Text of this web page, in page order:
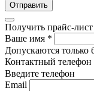
Отправить
Получить прайс-лист
Ваше имя *
Допускаются только
Контактный телефон
Введите телефон
Email